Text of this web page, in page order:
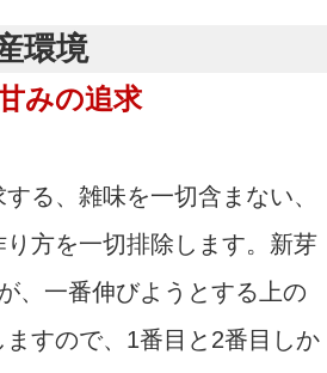
環境
みの追求
る、雑味を一切含まない、
方を一切排除します。新芽
、一番伸びようとする上の
すので、1番目と2番目しか